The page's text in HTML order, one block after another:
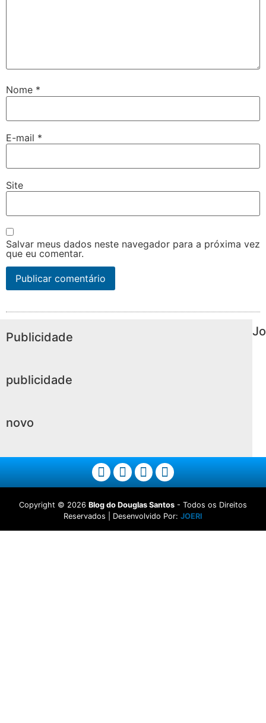
Nome *
E-mail *
Site
Salvar meus dados neste navegador para a próxima vez
que eu comentar.
Publicidade
publicidade
novo
Jo
Copyright © 2026 Blog do Douglas Santos - Todos os Direitos
Reservados | Desenvolvido Por: JOERI